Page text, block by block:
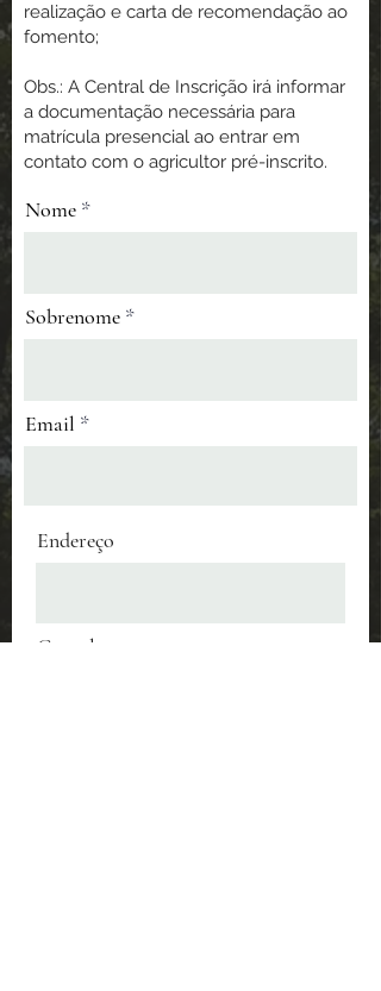
realização e carta de recomendação ao
fomento;
Obs.: A Central de Inscrição irá informar
a documentação necessária para
matrícula presencial ao entrar em
contato com o agricultor pré-inscrito.
Nome
Sobrenome
Email
Endereço
Complemento